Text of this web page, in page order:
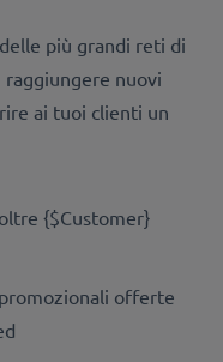
più grandi reti di
raggiungere nuovi
ai tuoi clienti un
{$Customer}
offerte